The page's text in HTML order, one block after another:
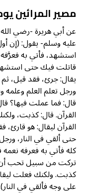
مصير المرائين
عن أبي هريرة -رضي
عليه وسلم- يقول: (إن
استشهد، فأتي به
قاتلت فيك حتى
يقال: جرئ، فقد قيل،
ورجل تعلم العلم وعلمه
قال: فما عملت فيها؟
القرآن. قال: كذبت،
القرآن ليقال: هو
حتى ألقي في النار،
كله فأتي به فعرفه
تركت من سبيل تحب أن
كذبت. ولكنك فعلت
على وجه فألقي في